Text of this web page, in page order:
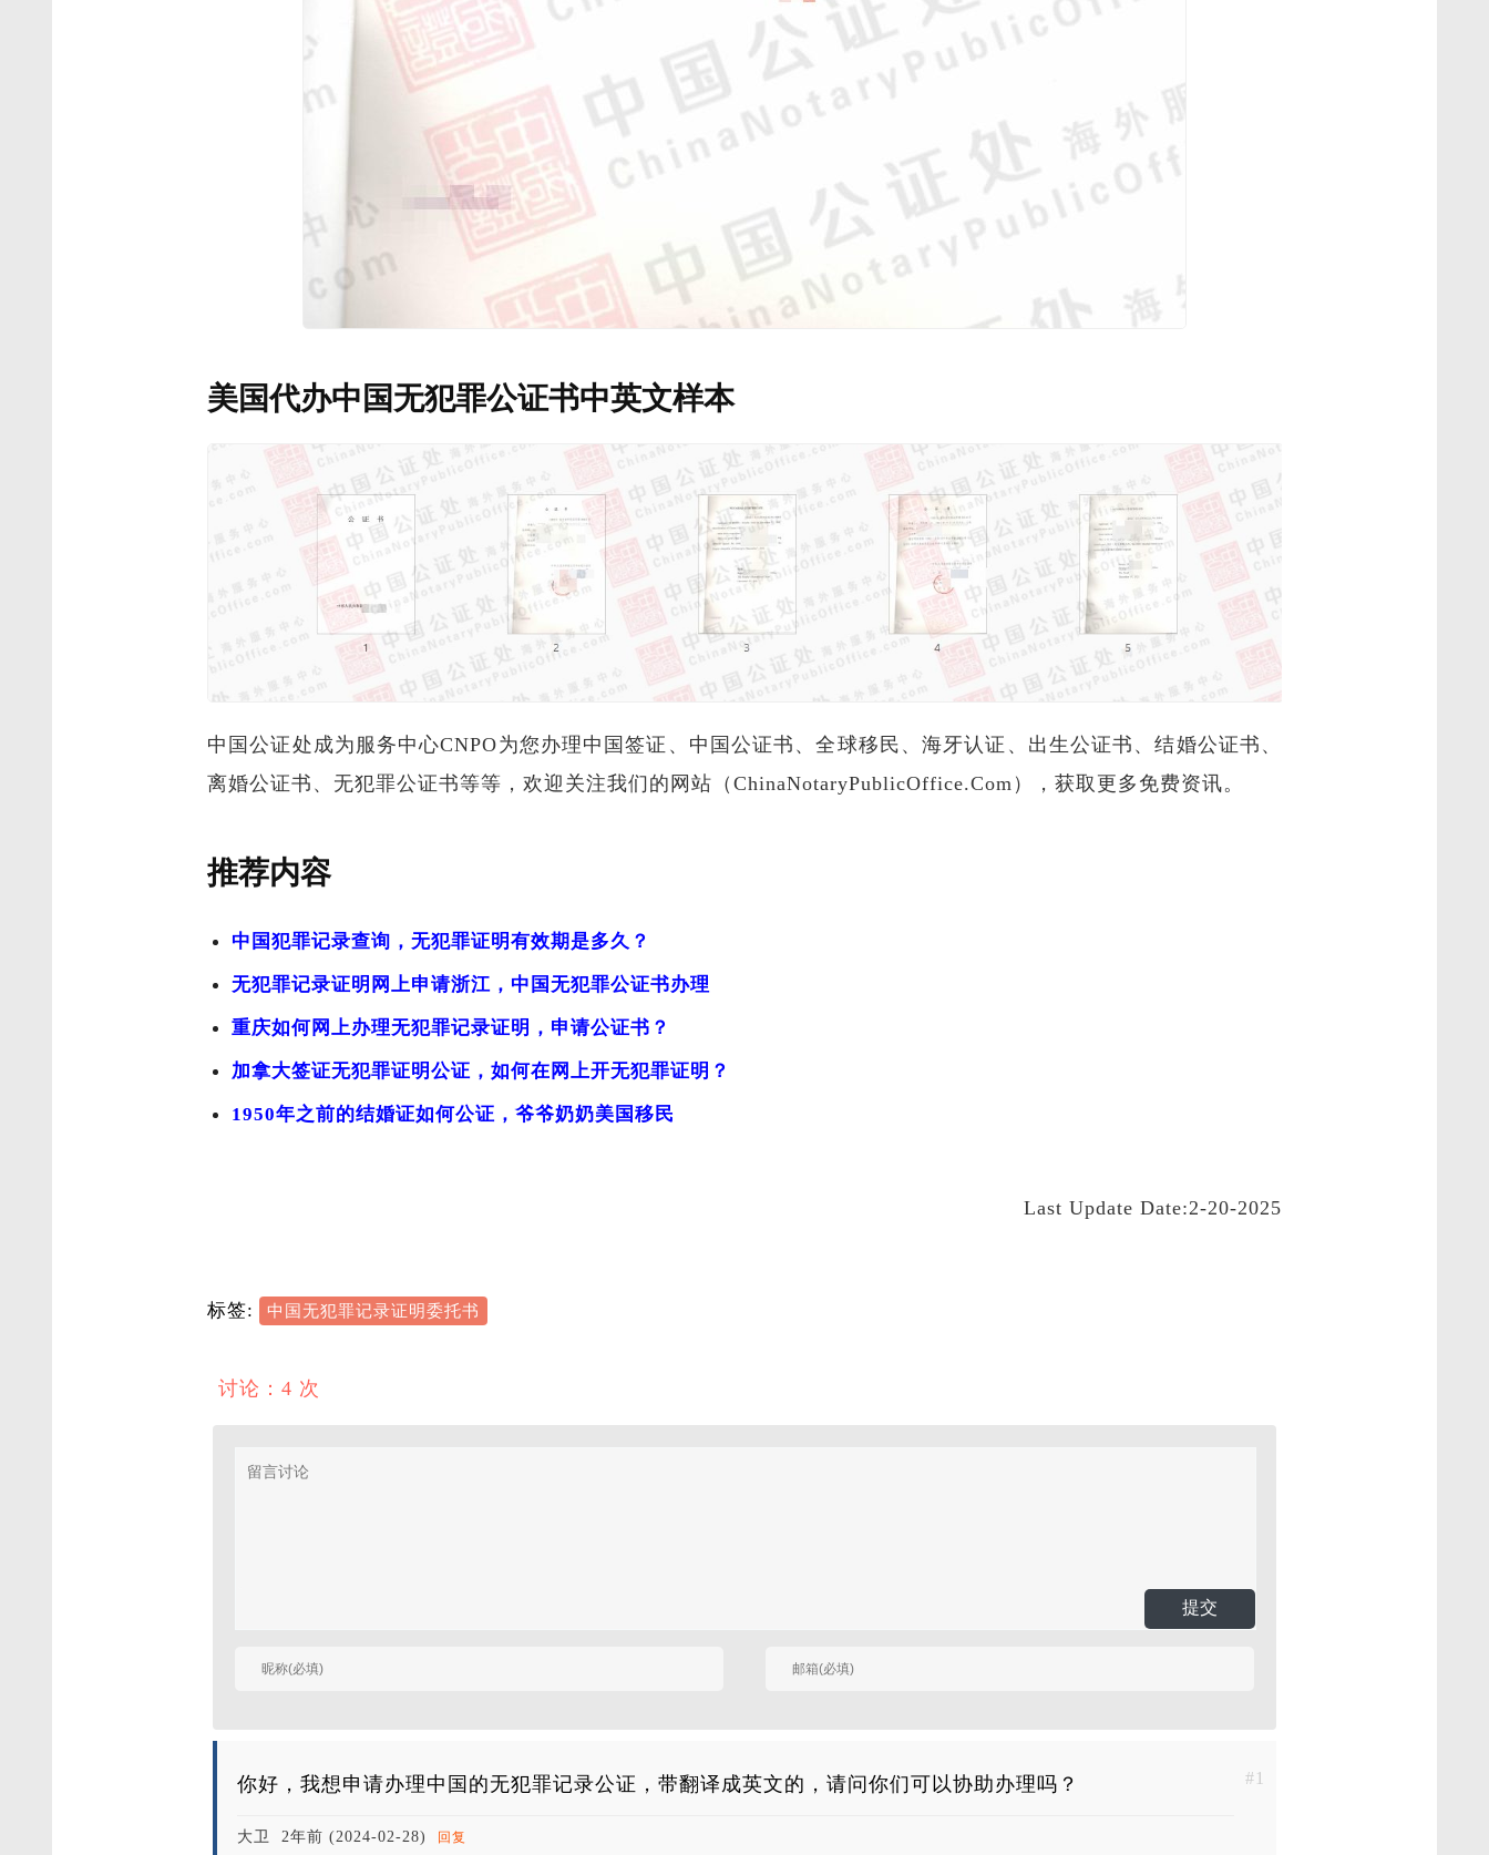
美国代办中国无犯罪公证书中英文样本
中国公证处成为服务中心CNPO为您办理中国签证、中国公证书、全球移民、海牙认证、出生公证书、结婚公证书、
离婚公证书、无犯罪公证书等等，欢迎关注我们的网站（ChinaNotaryPublicOffice.Com），获取更多免费资讯。
推荐内容
中国犯罪记录查询，无犯罪证明有效期是多久？
无犯罪记录证明网上申请浙江，中国无犯罪公证书办理
重庆如何网上办理无犯罪记录证明，申请公证书？
加拿大签证无犯罪证明公证，如何在网上开无犯罪证明？
1950年之前的结婚证如何公证，爷爷奶奶美国移民
Last Update Date:2-20-2025
标签: 中国无犯罪记录证明委托书
讨论：4 次
提交
#1
你好，我想申请办理中国的无犯罪记录公证，带翻译成英文的，请问你们可以协助办理吗？
大卫 2年前 (2024-02-28) 回复